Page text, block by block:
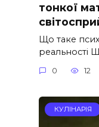
тонкої
Що таке
реальності
0 12
КУЛІНАРІЯ